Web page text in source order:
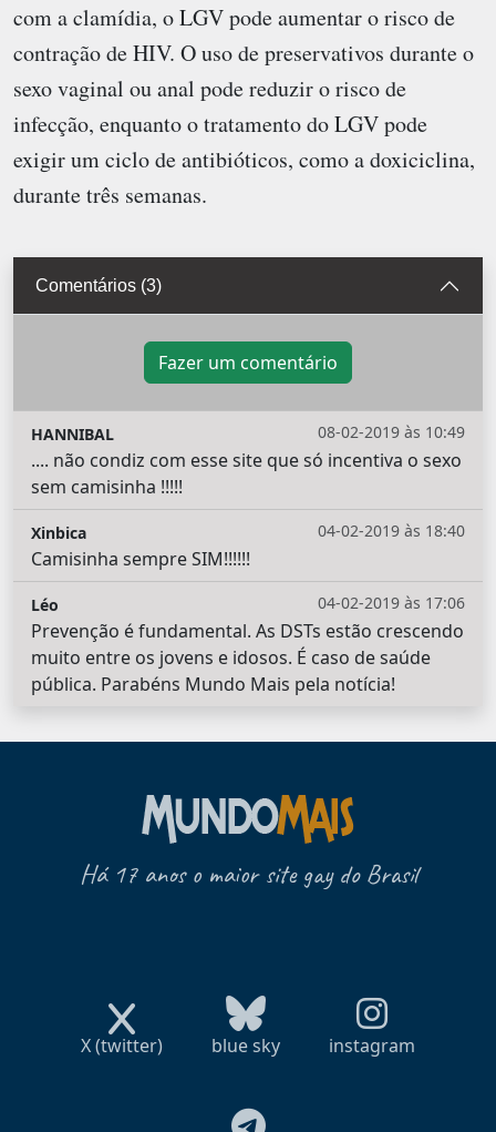
com a clamídia, o LGV pode aumentar o risco de
contração de HIV. O uso de preservativos durante o
sexo vaginal ou anal pode reduzir o risco de
infecção, enquanto o tratamento do LGV pode
exigir um ciclo de antibióticos, como a doxiciclina,
durante três semanas.
Comentários (3)
Fazer um comentário
08-02-2019 às 10:49
HANNIBAL
.... não condiz com esse site que só incentiva o sexo
sem camisinha !!!!!
04-02-2019 às 18:40
Xinbica
Camisinha sempre SIM!!!!!!
04-02-2019 às 17:06
Léo
Prevenção é fundamental. As DSTs estão crescendo
muito entre os jovens e idosos. É caso de saúde
pública. Parabéns Mundo Mais pela notícia!
Há 17 anos o maior site gay do Brasil
X (twitter) blue sky instagram